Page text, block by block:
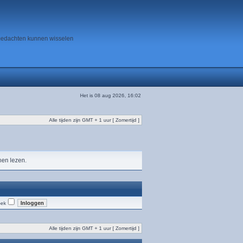
kunnen wisselen
Het is 08 aug 2026, 16:02
Alle tijden zijn GMT + 1 uur [ Zomertijd ]
lezen.
Alle tijden zijn GMT + 1 uur [ Zomertijd ]